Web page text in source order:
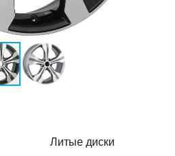
Литые диски